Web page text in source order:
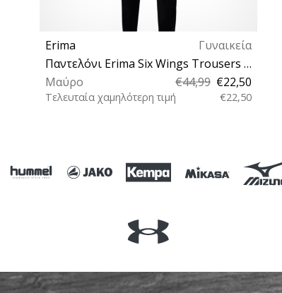
Erima
Γυναικεία
Παντελόνι Erima Six Wings Trousers W
Μαύρο
€44,99 €22,50
Τελευταία χαμηλότερη τιμή €22,50